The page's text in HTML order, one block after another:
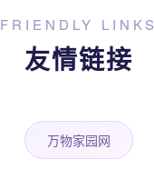
FRIENDLY LINKS
友情链接
万物家园网